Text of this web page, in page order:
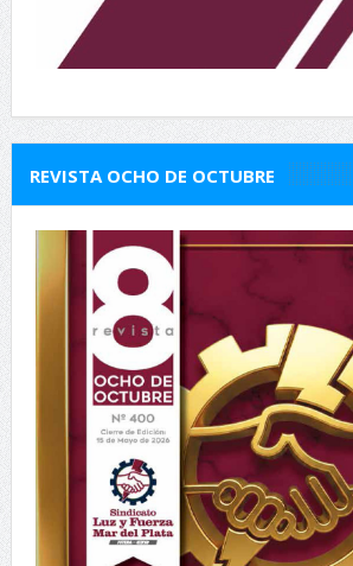
REVISTA OCHO DE OCTUBRE